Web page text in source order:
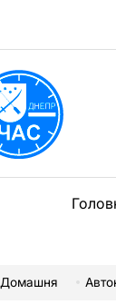
Домашня